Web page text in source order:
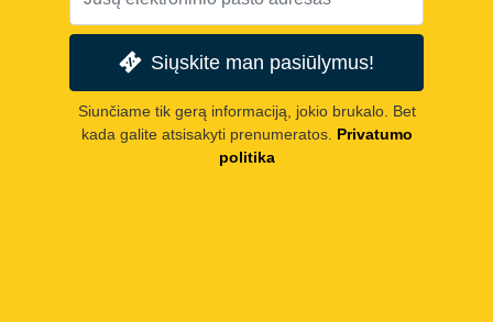
Siųskite man pasiūlymus!
Siunčiame tik gerą informaciją, jokio brukalo. Bet
kada galite atsisakyti prenumeratos. Privatumo
politika